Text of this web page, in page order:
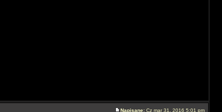
Napisane: Cz mar 31, 2016 5:01 pm